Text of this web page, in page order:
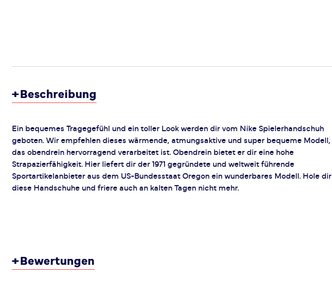
+ Beschreibung
Ein bequemes Tragegefühl und ein toller Look werden dir vom Nike Spielerhandschuh
geboten. Wir empfehlen dieses wärmende, atmungsaktive und super bequeme Modell,
das obendrein hervorragend verarbeitet ist. Obendrein bietet er dir eine hohe
Strapazierfähigkeit. Hier liefert dir der 1971 gegründete und weltweit führende
Sportartikelanbieter aus dem US-Bundesstaat Oregon ein wunderbares Modell. Hole dir
diese Handschuhe und friere auch an kalten Tagen nicht mehr.
+ Bewertungen